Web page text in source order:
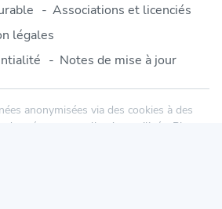
Associations et licenciés
légales
Notes de mise à jour
anonymisées via des cookies à des
personnelle n'est utilisée. Plus